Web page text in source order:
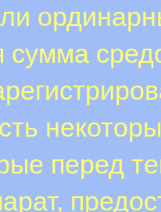
сумма
перед